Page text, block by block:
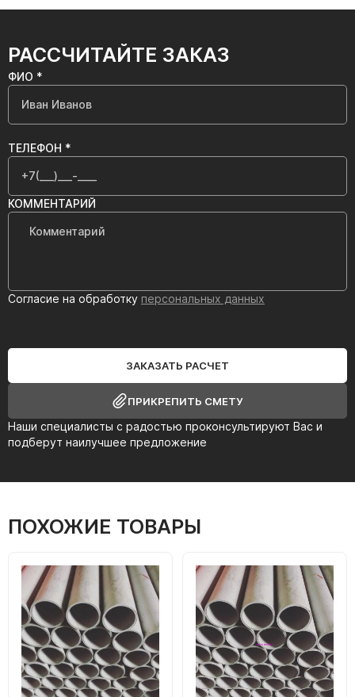
РАССЧИТАЙТЕ ЗАКАЗ
Наши специалисты с радостью проконсультируют Вас и
подберут наилучшее предложение
ФИО *
ТЕЛЕФОН *
КОММЕНТАРИЙ
Согласие на обработку персональных данных
ЗАКАЗАТЬ РАСЧЕТ
ПРИКРЕПИТЬ СМЕТУ
ПОХОЖИЕ ТОВАРЫ